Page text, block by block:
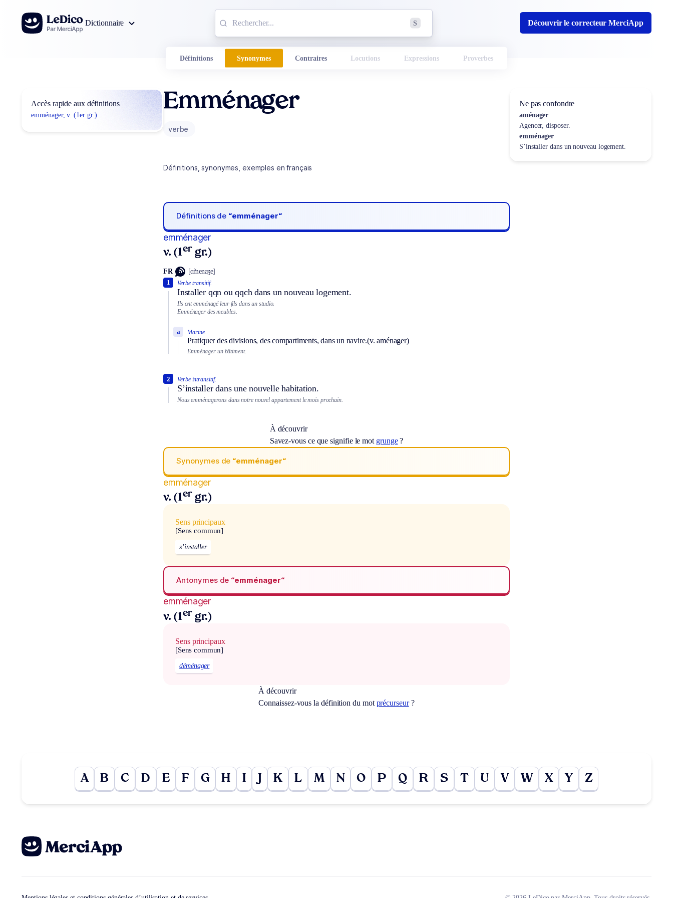
Aller au contenu
Dictionnaire
S Découvrir le correcteur MerciApp
Définitions Synonymes Contraires Locutions Expressions Proverbes
Accès rapide aux définitions
emménager, v. (1er gr.)
Emménager
verbe
Définitions, synonymes, exemples en français
Définitions de “emménager“
emménager
v. (1er gr.)
FR [ɑ̃menaʒe]
Verbe transitif.
Installer qqn ou qqch dans un nouveau logement.
1
Ils ont emménagé leur fils dans un studio.
Emménager des meubles.
Marine.
Pratiquer des divisions, des compartiments, dans un navire.(v. aménager)
a
Emménager un bâtiment.
Verbe intransitif.
S’installer dans une nouvelle habitation.
2
Nous emménagerons dans notre nouvel appartement le mois prochain.
À découvrir
Savez-vous ce que signifie le mot grunge?
Synonymes de “emménager“
emménager
v. (1er gr.)
Sens principaux
[Sens commun]
s’installer
Antonymes de “emménager“
emménager
v. (1er gr.)
Sens principaux
[Sens commun]
déménager
À découvrir
Connaissez-vous la définition du motprécurseur?
Ne pas confondre
aménager
Agencer, disposer.
emménager
S’installer dans un nouveau logement.
A B C D E F G H I J K L M N O P Q R S T U V W X Y Z